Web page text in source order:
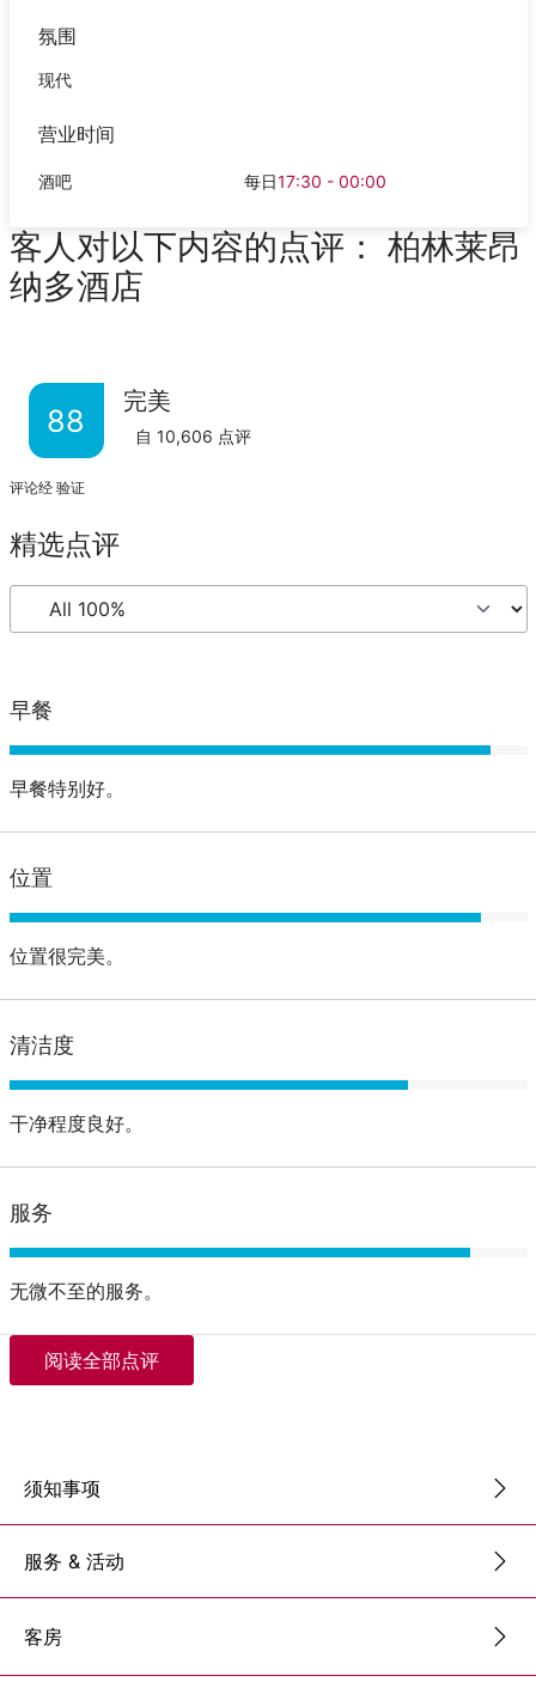
氛围
现代
营业时间
酒吧 每日17:30 - 00:00
客人对以下内容的点评： 柏林莱昂
纳多酒店
88
完美
自 10,606 点评
评论经 验证
精选点评
早餐
早餐特别好。
位置
位置很完美。
清洁度
干净程度良好。
服务
无微不至的服务。
阅读全部点评
须知事项
服务 & 活动
客房